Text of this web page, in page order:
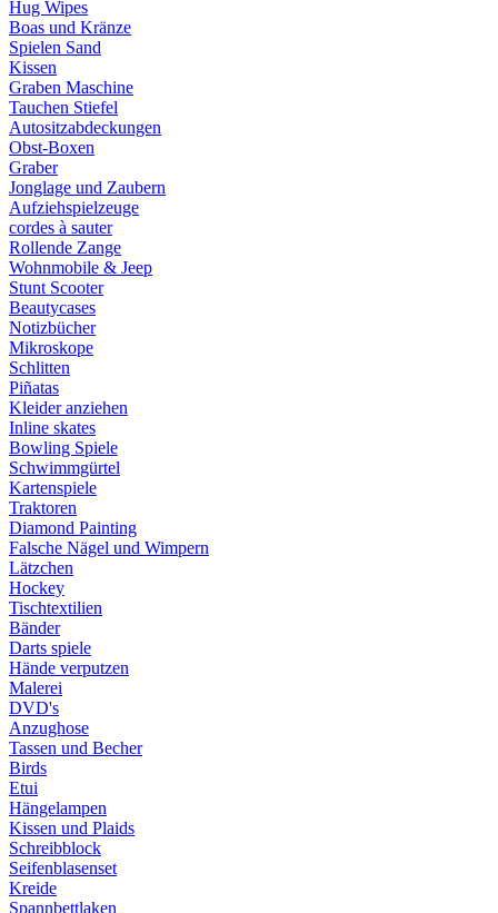
Hug Wipes
Boas und Kränze
Spielen Sand
Kissen
Graben Maschine
Tauchen Stiefel
Autositzabdeckungen
Obst-Boxen
Graber
Jonglage und Zaubern
Aufziehspielzeuge
cordes à sauter
Rollende Zange
Wohnmobile & Jeep
Stunt Scooter
Beautycases
Notizbücher
Mikroskope
Schlitten
Piñatas
Kleider anziehen
Inline skates
Bowling Spiele
Schwimmgürtel
Kartenspiele
Traktoren
Diamond Painting
Falsche Nägel und Wimpern
Lätzchen
Hockey
Tischtextilien
Bänder
Darts spiele
Hände verputzen
Malerei
DVD's
Anzughose
Tassen und Becher
Birds
Etui
Hängelampen
Kissen und Plaids
Schreibblock
Seifenblasenset
Kreide
Spannbettlaken